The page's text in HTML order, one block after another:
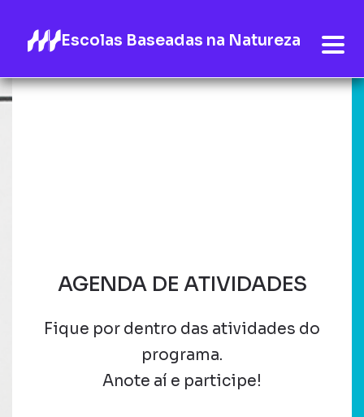
Escolas Baseadas na Natureza
AGENDA DE ATIVIDADES
Fique por dentro das atividades do
programa.
Anote aí e participe!